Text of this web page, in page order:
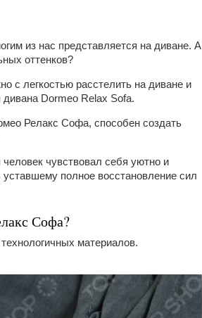
из нас представляется на диване. А
оттенков?
с легкостью расстелить на диване и
Dormeo Relax Sofa.
Релакс Софа, способен создать
чувствовал себя уютно и
полное восстановление сил
Софа?
материалов.